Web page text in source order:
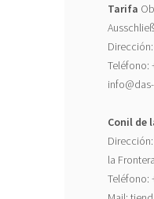
Tarifa
Teléfono:
Conil de
la Frontera
Teléfono: